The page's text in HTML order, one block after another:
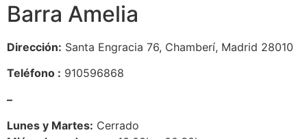
Barra Amelia
Dirección: Santa Engracia 76, Chamberí, Madrid 28010
Teléfono : 910596868
–
Lunes y Martes: Cerrado